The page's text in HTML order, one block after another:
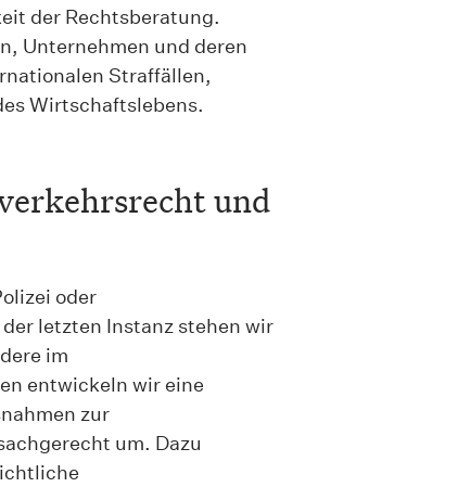
der Rechtsberatung.
Unternehmen und deren
Straffällen,
Wirtschaftslebens.
und
oder
letzten Instanz stehen wir
im
entwickeln wir eine
zur
um. Dazu